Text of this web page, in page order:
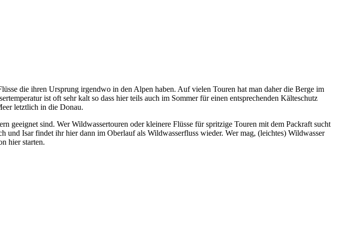
die ihren Ursprung irgendwo in den Alpen haben. Auf vielen Touren hat man daher die Berge im
ist oft sehr kalt so dass hier teils auch im Sommer für einen entsprechenden Kälteschutz
letztlich in die Donau.
geeignet sind. Wer Wildwassertouren oder kleinere Flüsse für spritzige Touren mit dem Packraft sucht
und Isar findet ihr hier dann im Oberlauf als Wildwasserfluss wieder. Wer mag, (leichtes) Wildwasser
hier starten.